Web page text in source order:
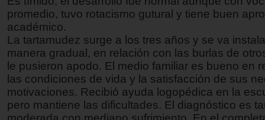
promedio, tuvo rotacismo gutural y tiene buen
académico.
La tartamudez surge a los tres años y se va
manera gradual, en relación con las burlas de
le pusieron apodo. El medio familiar es bueno en
las condiciones de vida y la satisfacción de sus
motivaciones. Recibió ayuda logopédica en la
pero mantiene las dificultades. El diagnóstico es